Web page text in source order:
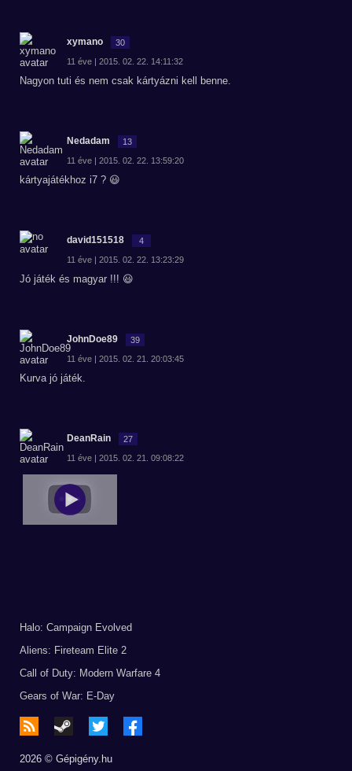
xymano 30
11 éve | 2015. 02. 22. 14:11:32
Nagyon tuti és nem csak kártyázni kell benne.
Nedadam 13
11 éve | 2015. 02. 22. 13:59:20
kártyajátékhoz i7 ? 😃
david151518 4
11 éve | 2015. 02. 22. 13:23:29
Jó játék és magyar !!! 😃
JohnDoe89 39
11 éve | 2015. 02. 21. 20:03:45
Kurva jó játék.
DeanRain 27
11 éve | 2015. 02. 21. 09:08:22
Halo: Campaign Evolved
Aliens: Fireteam Elite 2
Call of Duty: Modern Warfare 4
Gears of War: E-Day
2026 © Gépigény.hu